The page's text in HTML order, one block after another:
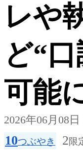
レや
ど“
可能
2026年06月08日
10つぶやき 2限